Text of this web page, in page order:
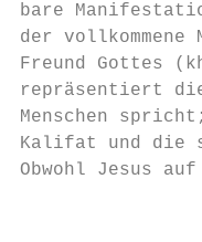
bare
der vollkommene
Freund Gottes
repräsentiert
Menschen
Kalifat und die
Obwohl Jesus